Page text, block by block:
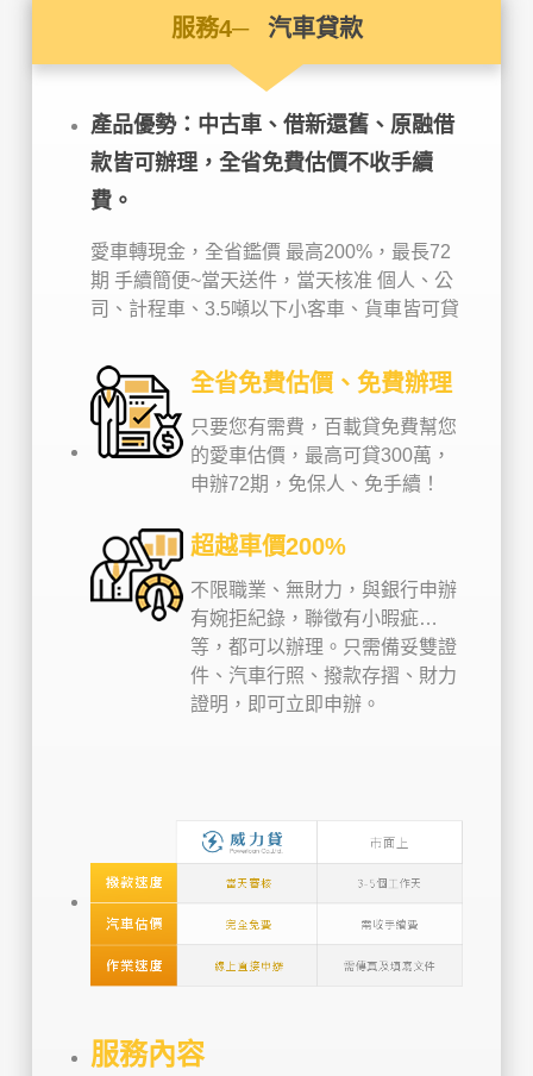
服務4─ 汽車貸款
產品優勢：中古車、借新還舊、原融借
款皆可辦理，全省免費估價不收手續
費。
愛車轉現金，全省鑑價 最高200%，最長72
期 手續簡便~當天送件，當天核准 個人、公
司、計程車、3.5噸以下小客車、貨車皆可貸
全省免費估價、免費辦理
只要您有需費，百載貸免費幫您
的愛車估價，最高可貸300萬，
申辦72期，免保人、免手續！
超越車價200%
不限職業、無財力，與銀行申辦
有婉拒紀錄，聯徵有小暇疵…
等，都可以辦理。只需備妥雙證
件、汽車行照、撥款存摺、財力
證明，即可立即申辦。
服務內容